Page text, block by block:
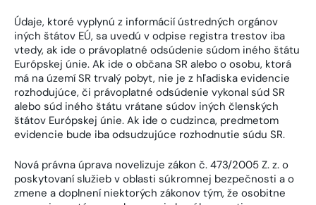
Údaje, ktoré vyplynú z informácií ústredných orgánov
iných štátov EÚ, sa uvedú v odpise registra trestov iba
vtedy, ak ide o právoplatné odsúdenie súdom iného štátu
Európskej únie. Ak ide o občana SR alebo o osobu, ktorá
má na území SR trvalý pobyt, nie je z hľadiska evidencie
rozhodujúce, či právoplatné odsúdenie vykonal súd SR
alebo súd iného štátu vrátane súdov iných členských
štátov Európskej únie. Ak ide o cudzinca, predmetom
evidencie bude iba odsudzujúce rozhodnutie súdu SR.
Nová právna úprava novelizuje zákon č. 473/2005 Z. z. o
poskytovaní služieb v oblasti súkromnej bezpečnosti a o
zmene a doplnení niektorých zákonov tým, že osobitne